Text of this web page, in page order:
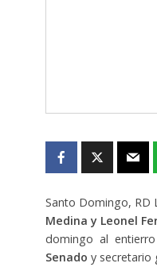
Santo Domingo, RD
Medina y Leonel
domingo al entierro
Senado y secretario